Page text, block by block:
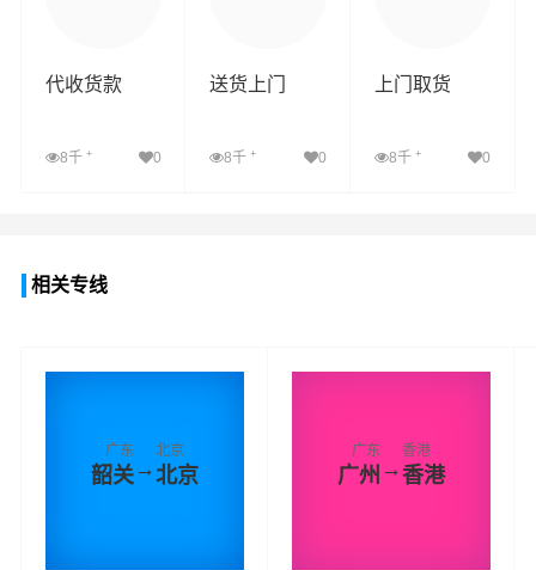
代收货款
8千 + 0
送货上门
8千+ 0
上门取货
8千 + 0
相关专线
广东
韶关→
北京
北京
广东
广州 →
香港
香港